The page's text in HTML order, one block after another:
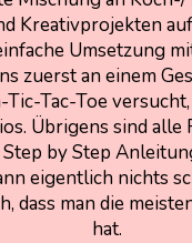
Kreativprojekten
Umsetzung
zuerst an einem
Tic-Tac-Toe
Übrigens sind
Step by Step
eigentlich nichts
dass man die
hat.